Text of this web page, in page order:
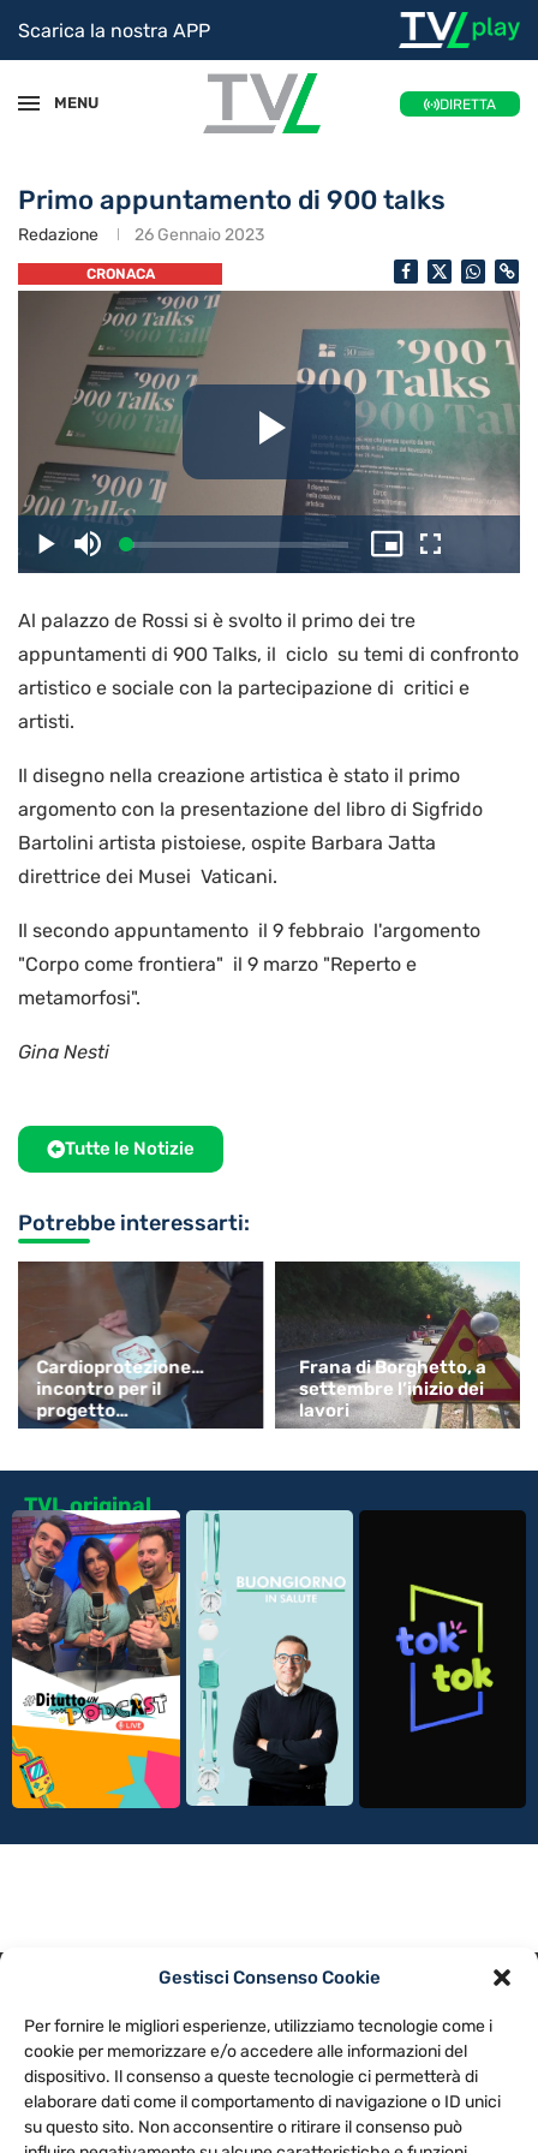
Gestisci Consenso Cookie
Per fornire le migliori esperienze, utilizziamo tecnologie come i
cookie per memorizzare e/o accedere alle informazioni del
dispositivo. Il consenso a queste tecnologie ci permetterà di
elaborare dati come il comportamento di navigazione o ID unici
su questo sito. Non acconsentire o ritirare il consenso può
Scarica la nostra APP
MENU DIRETTA
Primo appuntamento di 900 talks
Redazione 26 Gennaio 2023
CRONACA
il
video
PlayDisattiva
l’audio
Caricato:
3.75%
Picture-
in-
Schermo
intero
Al palazzo de Rossi si è svolto il primo dei tre
appuntamenti di 900 Talks, il ciclo su temi di confronto
artistico e sociale con la partecipazione di critici e
artisti.
Il disegno nella creazione artistica è stato il primo
argomento con la presentazione del libro di Sigfrido
Bartolini artista pistoiese, ospite Barbara Jatta
direttrice dei Musei Vaticani.
Il secondo appuntamento il 9 febbraio l'argomento
"Corpo come frontiera" il 9 marzo "Reperto e
metamorfosi".
Gina Nesti
Tutte le Notizie
Potrebbe interessarti:
Cardioprotezione…
incontro per il
progetto
“ChiAmaLaVita”
Frana di Borghetto, a
settembre l’inizio dei
lavori
TVL original
NOTE LEGALI
CONTATTACI PREFERENZE
TV LIBERA S.P.A.
Via Monteleonese 95/21 – 51100 Pistoia (PT)
Tel. 0573.9136 / Fax 0573.913615